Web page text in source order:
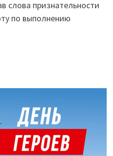
слова признательности
по выполнению